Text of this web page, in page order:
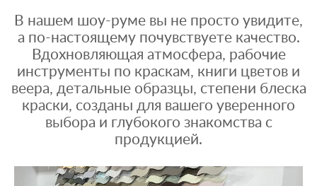
В нашем шоу-руме вы не просто увидите,
а по-настоящему почувствуете качество.
Вдохновляющая атмосфера, рабочие
инструменты по краскам, книги цветов и
веера, детальные образцы, степени блеска
краски, созданы для вашего уверенного
выбора и глубокого знакомства с
продукцией.